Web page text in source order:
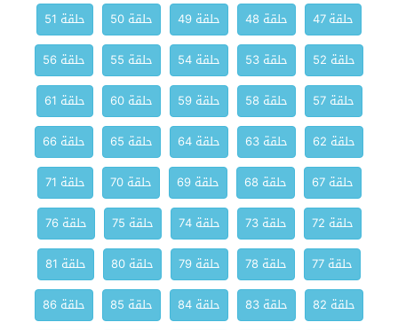
حلقة 47
حلقة 48 حلقة 49 حلقة 50
حلقة 51
حلقة 52
حلقة 53 حلقة 54 حلقة 55
حلقة 56
حلقة 57
حلقة 58 حلقة 59 حلقة 60
حلقة 61
حلقة 62
حلقة 63 حلقة 64 حلقة 65
حلقة 66
حلقة 67
حلقة 68 حلقة 69 حلقة 70
حلقة 71
حلقة 72
حلقة 73 حلقة 74 حلقة 75
حلقة 76
حلقة 77
حلقة 78 حلقة 79 حلقة 80
حلقة 81
حلقة 82
حلقة 83 حلقة 84 حلقة 85
حلقة 86